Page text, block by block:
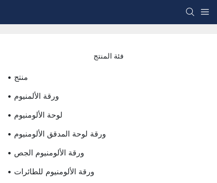
فئة المنتج
• منتج
• ورقة الألمنيوم
• لوحة الألومنيوم
• ورقة لوحة المدقق الألومنيوم
• ورقة الألومنيوم الجص
• ورقة الألومنيوم للطائرات